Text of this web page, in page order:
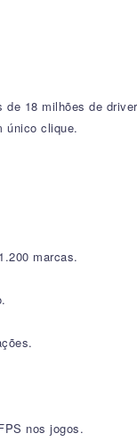
de 18 milhões de
único clique.
marcas.
nos jogos.